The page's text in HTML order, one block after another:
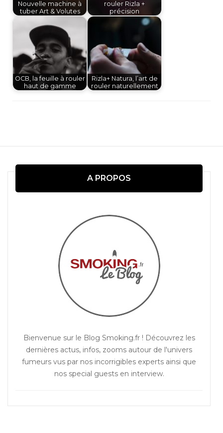
Nouvelle machine à
tuber Art & Volutes
rouler Rizla +
précision
OCB, la feuille à rouler
haut de gamme
Rizla+ Natura, l’art de
rouler naturellement
A PROPOS
Bienvenue sur le Blog Smoking.fr ! Découvrez les
dernières actus, infos, zooms autour de l'univers
fumeurs vus par nos incorrigibles experts ainsi que
nos special guests en interview.